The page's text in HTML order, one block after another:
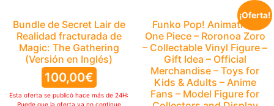
Bundle de Secret Lair de
Realidad fracturada de
Magic: The Gathering
(Versión en Inglés)
100,00€
Esta oferta se publicó hace más de 24H:
Puede que la oferta ya no continue
¡Oferta!
Funko Pop! Animation:
One Piece – Roronoa Zoro
– Collectable Vinyl Figure –
Gift Idea – Official
Merchandise – Toys for
Kids & Adults – Anime
Fans – Model Figure for